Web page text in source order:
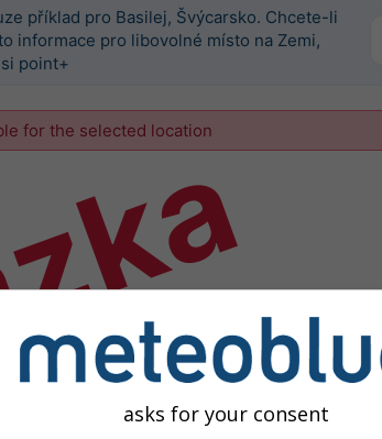
příklad pro Basilej, Švýcarsko. Chcete-li
informace pro libovolné místo na Zemi,
point+
for the selected location
asks for your consent